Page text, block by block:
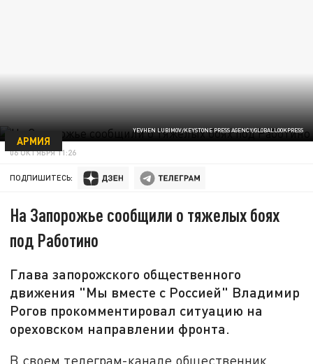
YEVHEN LUBIMOV/KEYSTONE PRESS AGENCY/GLOBALLOOKPRESS
АРМИЯ
06 ОКТЯБРЯ 11:26
ПОДПИШИТЕСЬ:
На Запорожье сообщили о тяжелых боях
под Работино
Глава запорожского общественного
движения "Мы вместе с Россией" Владимир
Рогов прокомментировал ситуацию на
ореховском направлении фронта.
В своем телеграм-канале общественник